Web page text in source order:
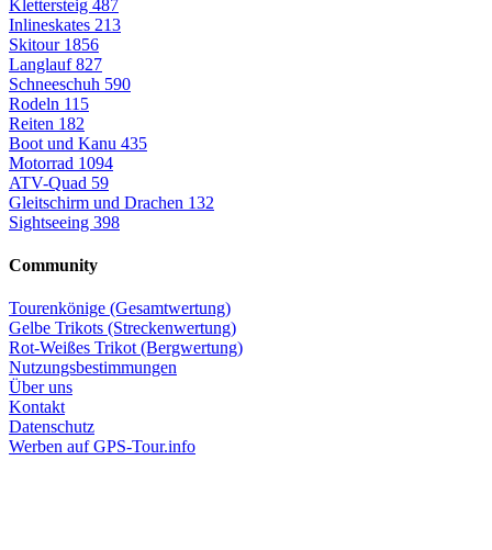
Klettersteig 487
Inlineskates 213
Skitour 1856
Langlauf827
Schneeschuh 590
Rodeln 115
Reiten 182
Boot und Kanu 435
Motorrad 1094
ATV-Quad 59
Gleitschirm und Drachen 132
Sightseeing 398
Community
Tourenkönige (Gesamtwertung)
Gelbe Trikots (Streckenwertung)
Rot-Weißes Trikot (Bergwertung)
Nutzungsbestimmungen
Über uns
Kontakt
Datenschutz
Werben auf GPS-Tour.info